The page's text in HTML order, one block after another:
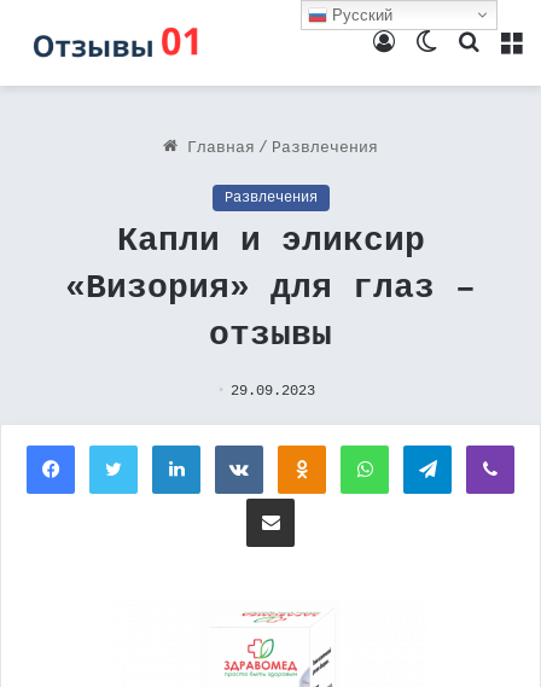
Поиск
Switch
Войти
Главная / Развлечения
Развлечения
Капли и эликсир
«Визория» для глаз –
отзывы
29.09.2023
FacebookTwitterLinkedInВконтактеОдноклассники
WhatsAppTelegram
Поделиться через электронную почту
Русский